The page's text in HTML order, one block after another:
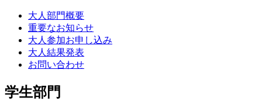
大人部門概要
重要なお知らせ
大人参加お申し込み
大人結果発表
お問い合わせ
学生部門